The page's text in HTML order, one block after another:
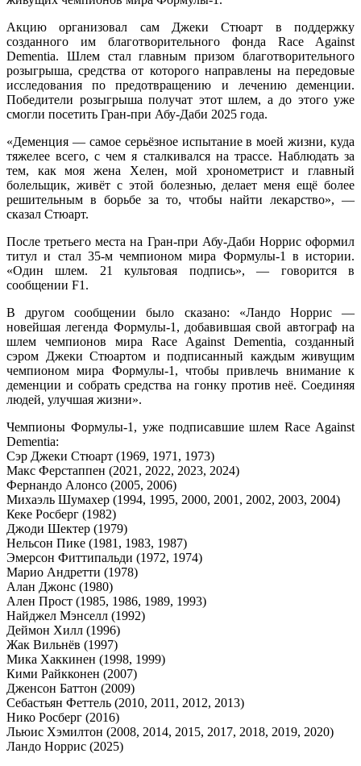
Акцию организовал сам Джеки Стюарт в поддержку
созданного им благотворительного фонда Race Against
Dementia. Шлем стал главным призом благотворительного
розыгрыша, средства от которого направлены на передовые
исследования по предотвращению и лечению деменции.
Победители розыгрыша получат этот шлем, а до этого уже
смогли посетить Гран‑при Абу‑Даби 2025 года.
«Деменция — самое серьёзное испытание в моей жизни, куда
тяжелее всего, с чем я сталкивался на трассе. Наблюдать за
тем, как моя жена Хелен, мой хронометрист и главный
болельщик, живёт с этой болезнью, делает меня ещё более
решительным в борьбе за то, чтобы найти лекарство», —
сказал Стюарт.
После третьего места на Гран‑при Абу‑Даби Норрис оформил
титул и стал 35‑м чемпионом мира Формулы‑1 в истории.
«Один шлем. 21 культовая подпись», — говорится в
сообщении F1.
В другом сообщении было сказано: «Ландо Норрис —
новейшая легенда Формулы‑1, добавившая свой автограф на
шлем чемпионов мира Race Against Dementia, созданный
сэром Джеки Стюартом и подписанный каждым живущим
чемпионом мира Формулы‑1, чтобы привлечь внимание к
деменции и собрать средства на гонку против неё. Соединяя
людей, улучшая жизни».
Чемпионы Формулы‑1, уже подписавшие шлем Race Against
Dementia:
Сэр Джеки Стюарт (1969, 1971, 1973)
Макс Ферстаппен (2021, 2022, 2023, 2024)
Фернандо Алонсо (2005, 2006)
Михаэль Шумахер (1994, 1995, 2000, 2001, 2002, 2003, 2004)
Кеке Росберг (1982)
Джоди Шектер (1979)
Нельсон Пике (1981, 1983, 1987)
Эмерсон Фиттипальди (1972, 1974)
Марио Андретти (1978)
Алан Джонс (1980)
Ален Прост (1985, 1986, 1989, 1993)
Найджел Мэнселл (1992)
Деймон Хилл (1996)
Жак Вильнёв (1997)
Мика Хаккинен (1998, 1999)
Кими Райкконен (2007)
Дженсон Баттон (2009)
Себастьян Феттель (2010, 2011, 2012, 2013)
Нико Росберг (2016)
Льюис Хэмилтон (2008, 2014, 2015, 2017, 2018, 2019, 2020)
Ландо Норрис (2025)